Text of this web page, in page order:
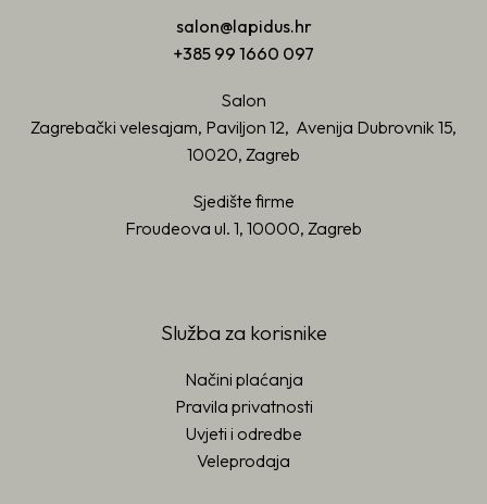
salon@lapidus.hr
+385 99 1660 097
Salon
Zagrebački velesajam, Paviljon 12, Avenija Dubrovnik 15,
10020, Zagreb
Sjedište firme
Froudeova ul. 1, 10000, Zagreb
Služba za korisnike
Načini plaćanja
Pravila privatnosti
Uvjeti i odredbe
Veleprodaja